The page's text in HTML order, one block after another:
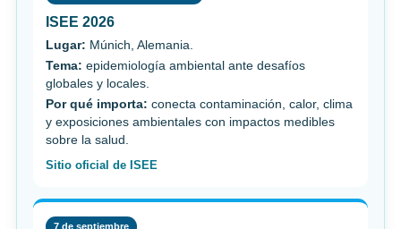
ISEE 2026
Lugar: Múnich, Alemania.
Tema: epidemiología ambiental ante desafíos
globales y locales.
Por qué importa: conecta contaminación, calor, clima
y exposiciones ambientales con impactos medibles
sobre la salud.
Sitio oficial de ISEE
7 de septiembre